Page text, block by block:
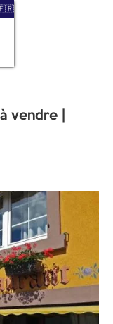
🇫🇷
vendre |